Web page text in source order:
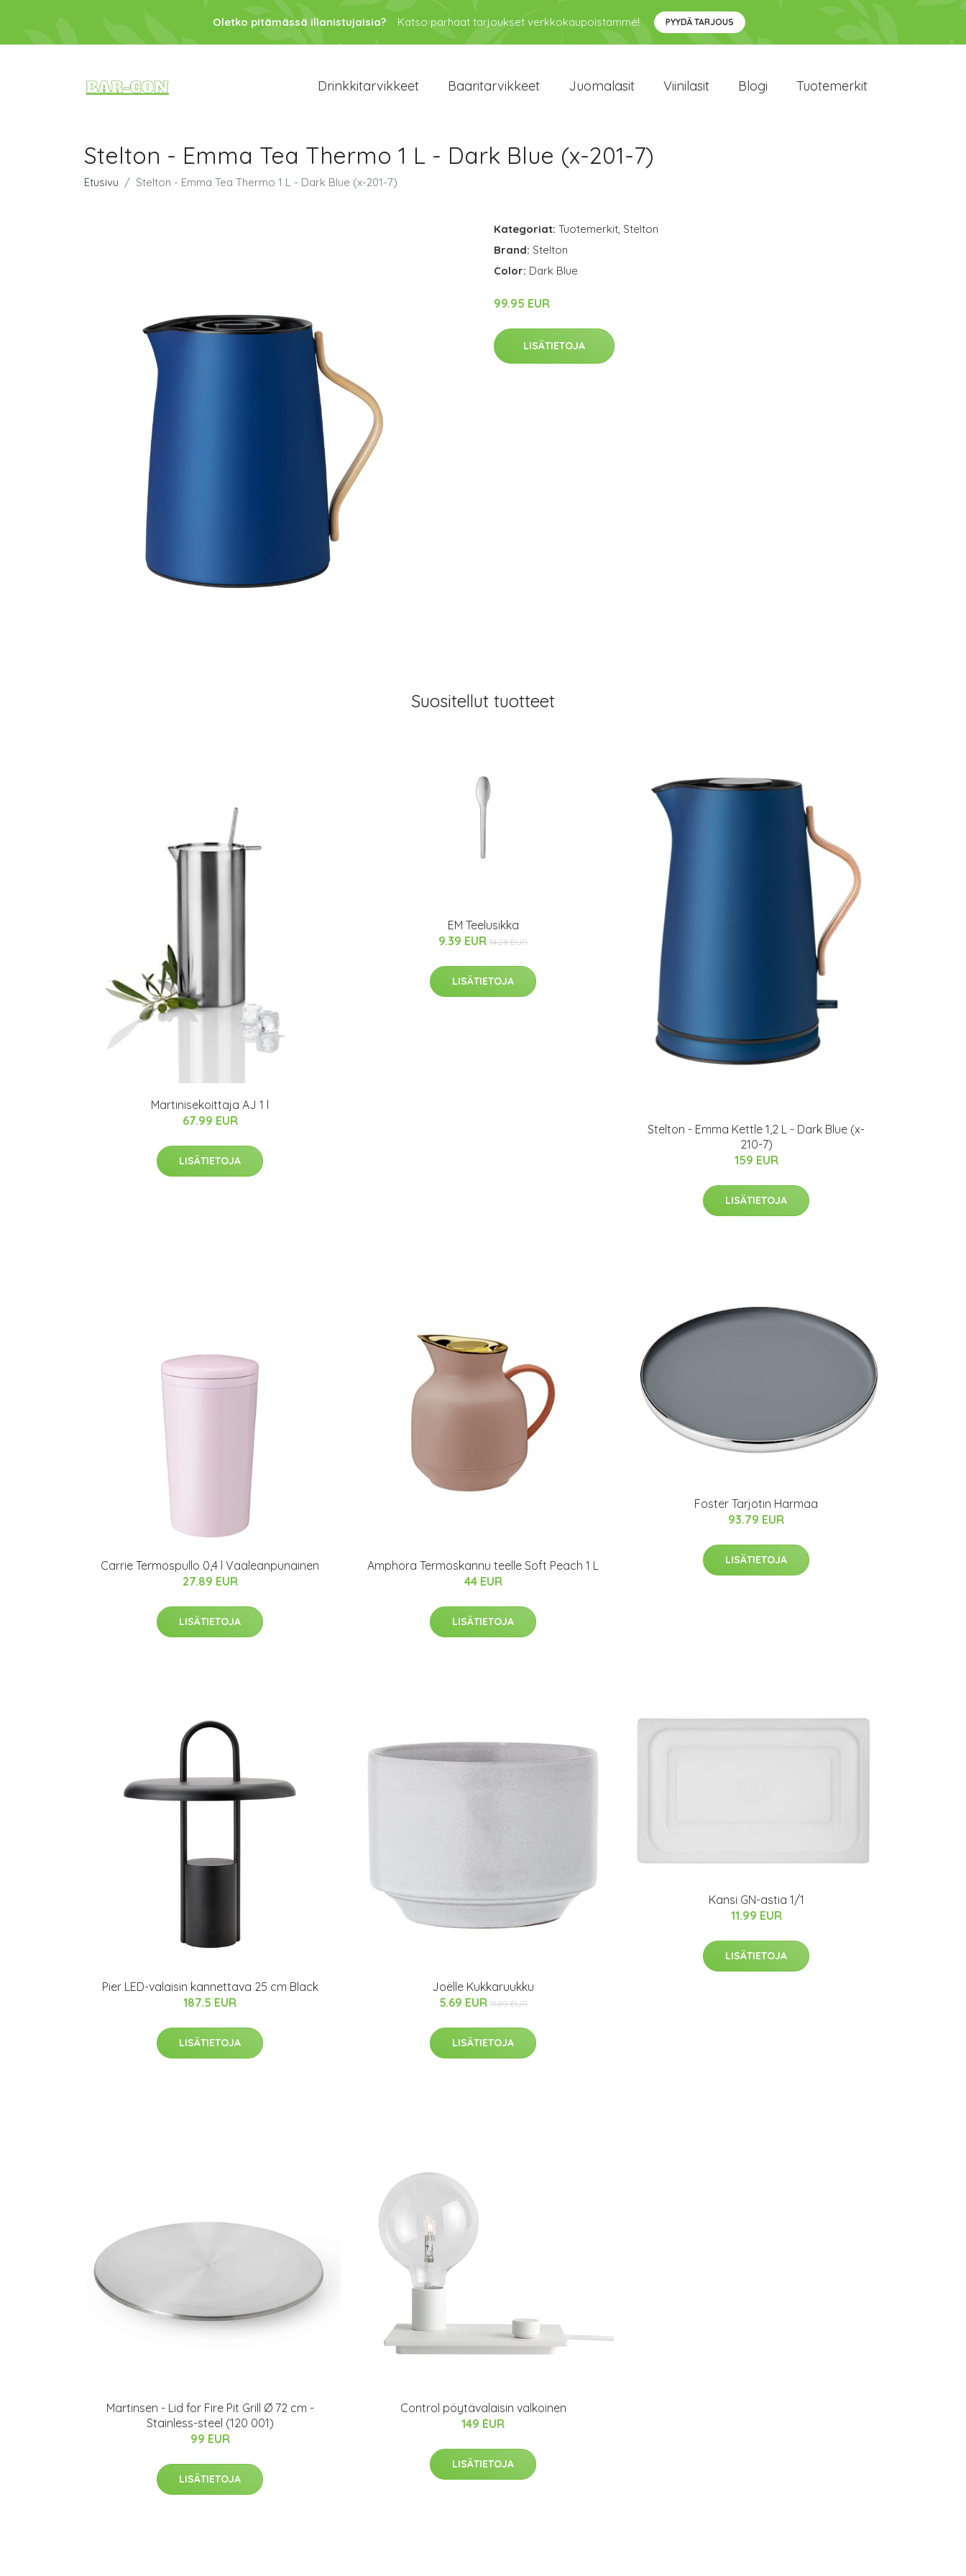
Oletko pitämässä illanistujaisia? Katso parhaat tarjoukset verkkokaupoistamme! PYYDÄ TARJOUS
Drinkkitarvikkeet Baaritarvikkeet Juomalasit Viinilasit Blogi Tuotemerkit
Stelton - Emma Tea Thermo 1 L - Dark Blue (x-201-7)
Etusivu Stelton - Emma Tea Thermo 1 L - Dark Blue (x-201-7)
Kategoriat: Tuotemerkit, Stelton
Brand: Stelton
Color: Dark Blue
99.95 EUR
LISÄTIETOJA
Suositellut tuotteet
Martinisekoittaja AJ 1 l
67.99 EUR
LISÄTIETOJA
EM Teelusikka
9.39 EUR 14.28 EUR
LISÄTIETOJA
Stelton - Emma Kettle 1,2 L - Dark Blue (x-
210-7)
159 EUR
LISÄTIETOJA
Carrie Termospullo 0,4 l Vaaleanpunainen
27.89 EUR
LISÄTIETOJA
Amphora Termoskannu teelle Soft Peach 1 L
44 EUR
LISÄTIETOJA
Foster Tarjotin Harmaa
93.79 EUR
LISÄTIETOJA
Pier LED-valaisin kannettava 25 cm Black
187.5 EUR
LISÄTIETOJA
Joëlle Kukkaruukku
5.69 EUR 11.89 EUR
LISÄTIETOJA
Kansi GN-astia 1/1
11.99 EUR
LISÄTIETOJA
Martinsen - Lid for Fire Pit Grill Ø 72 cm -
Stainless-steel (120 001)
99 EUR
LISÄTIETOJA
Control pöytävalaisin valkoinen
149 EUR
LISÄTIETOJA